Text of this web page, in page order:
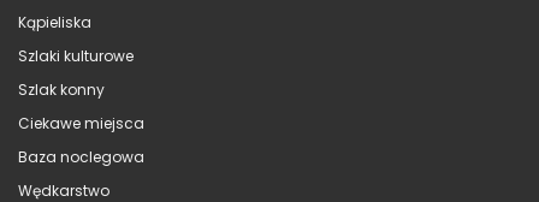
Kąpieliska
Szlaki kulturowe
Szlak konny
Ciekawe miejsca
Baza noclegowa
Wędkarstwo